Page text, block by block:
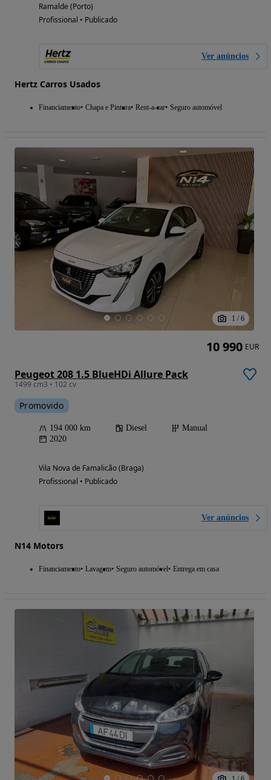
Ramalde (Porto)
Profissional • Publicado
Ver anúncios
Hertz Carros Usados
Financiamento Chapa e Pintura Rent-a-car Seguro automóvel
1 / 6
Peugeot 208 1.5 BlueHDi Allure Pack
1499 cm3 • 102 cv
Promovido
194 000 km Diesel
Manual
2020
Vila Nova de Famalicão (Braga)
Profissional • Publicado
Ver anúncios
N14 Motors
Financiamento Lavagem Seguro automóvel Entrega em casa
10 990 EUR